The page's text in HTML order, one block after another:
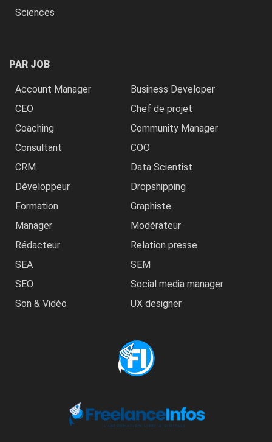
Sciences
PAR JOB
Account Manager
Business Developer
CEO
Chef de projet
Coaching
Community Manager
Consultant
COO
CRM
Data Scientist
Développeur
Dropshipping
Formation
Graphiste
Manager
Modérateur
Rédacteur
Relation presse
SEA
SEM
SEO
Social media manager
Son & Vidéo
UX designer